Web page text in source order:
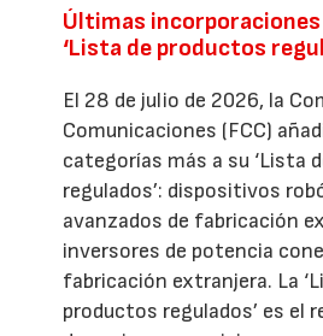
Últimas incorporaciones
‘Lista de productos
El 28 de julio de 2026, la
Comunicaciones (FCC)
categorías más a su ‘Lista
regulados’: dispositivos
avanzados de fabricación
inversores de potencia
fabricación extranjera. La
productos regulados’ es el